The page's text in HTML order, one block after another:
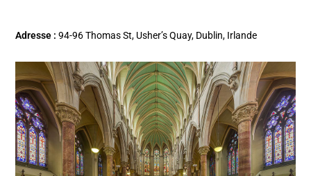
Adresse : 94-96 Thomas St, Usher’s Quay, Dublin, Irlande